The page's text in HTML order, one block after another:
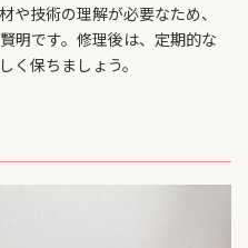
や技術の理解が必要なため、
明です。修理後は、定期的な
く保ちましょう。